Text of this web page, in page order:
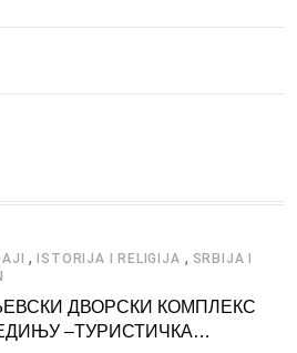
, ISTORIJA I RELIGIJA , SRBIJA I
ДВОРСКИ КОМПЛЕКС
–ТУРИСТИЧКА